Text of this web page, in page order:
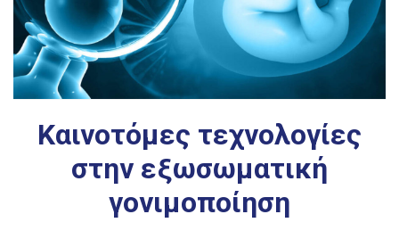
Καινοτόμες τεχνολογίες
στην εξωσωματική
γονιμοποίηση